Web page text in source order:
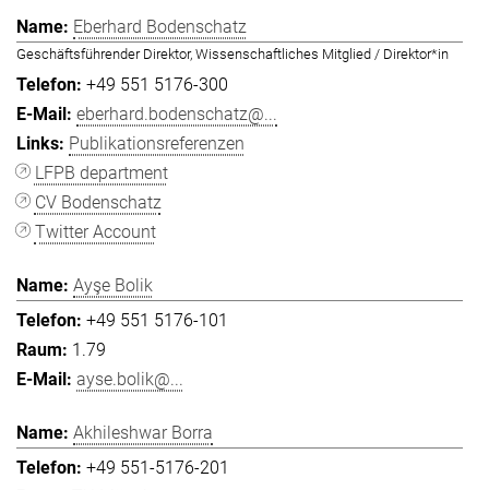
Eberhard Bodenschatz
Geschäftsführender Direktor, Wissenschaftliches Mitglied / Direktor*in
+49 551 5176-300
eberhard.bodenschatz@...
Publikationsreferenzen
LFPB department
CV Bodenschatz
Twitter Account
Ayşe Bolik
+49 551 5176-101
1.79
ayse.bolik@...
Akhileshwar Borra
+49 551-5176-201